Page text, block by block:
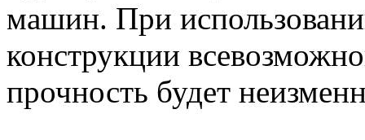
машин. При
конструкции
прочность будет